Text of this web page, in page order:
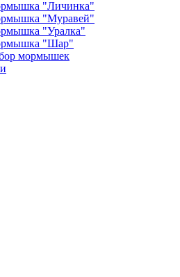
"Личинка"
"Муравей"
"Уралка"
"Шар"
мормышек